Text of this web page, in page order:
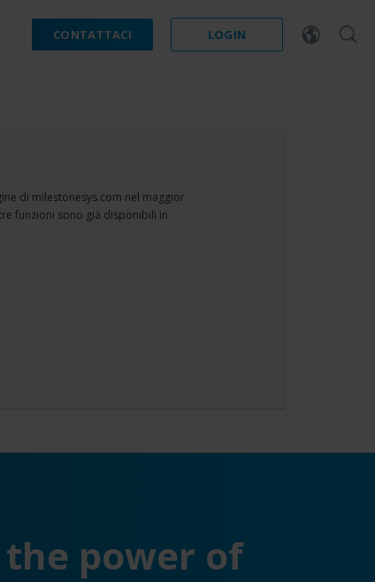
CONTATTACI LOGIN
di milestonesys.com nel maggior
funzioni sono già disponibili in
power of